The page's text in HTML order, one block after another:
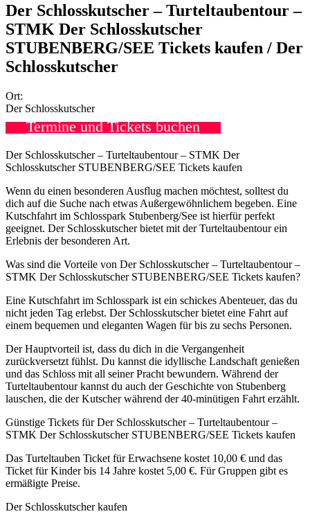
Der Schlosskutscher – Turteltaubentour –
STMK Der Schlosskutscher
STUBENBERG/SEE Tickets kaufen / Der
Schlosskutscher
Ort:
Der Schlosskutscher
Termine und Tickets buchen
Der Schlosskutscher – Turteltaubentour – STMK Der
Schlosskutscher STUBENBERG/SEE Tickets kaufen
Wenn du einen besonderen Ausflug machen möchtest, solltest du
dich auf die Suche nach etwas Außergewöhnlichem begeben. Eine
Kutschfahrt im Schlosspark Stubenberg/See ist hierfür perfekt
geeignet. Der Schlosskutscher bietet mit der Turteltaubentour ein
Erlebnis der besonderen Art.
Was sind die Vorteile von Der Schlosskutscher – Turteltaubentour –
STMK Der Schlosskutscher STUBENBERG/SEE Tickets kaufen?
Eine Kutschfahrt im Schlosspark ist ein schickes Abenteuer, das du
nicht jeden Tag erlebst. Der Schlosskutscher bietet eine Fahrt auf
einem bequemen und eleganten Wagen für bis zu sechs Personen.
Der Hauptvorteil ist, dass du dich in die Vergangenheit
zurückversetzt fühlst. Du kannst die idyllische Landschaft genießen
und das Schloss mit all seiner Pracht bewundern. Während der
Turteltaubentour kannst du auch der Geschichte von Stubenberg
lauschen, die der Kutscher während der 40-minütigen Fahrt erzählt.
Günstige Tickets für Der Schlosskutscher – Turteltaubentour –
STMK Der Schlosskutscher STUBENBERG/SEE Tickets kaufen
Das Turteltauben Ticket für Erwachsene kostet 10,00 € und das
Ticket für Kinder bis 14 Jahre kostet 5,00 €. Für Gruppen gibt es
ermäßigte Preise.
Der Schlosskutscher kaufen